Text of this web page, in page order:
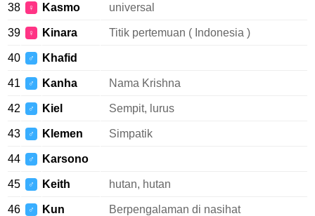
38 ♀ Kasmo universal
39 ♀ Kinara Titik pertemuan ( Indonesia )
40 ♂ Khafid
41 ♂ Kanha Nama Krishna
42 ♂ Kiel Sempit, lurus
43 ♂ Klemen Simpatik
44 ♂ Karsono
45 ♂ Keith hutan, hutan
46 ♂ Kun Berpengalaman di nasihat